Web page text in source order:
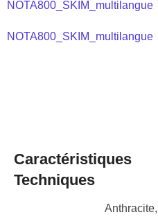
NOTA800_SKIM_multilangue
NOTA800_SKIM_multilangue
Caractéristiques
Techniques
Anthracite,